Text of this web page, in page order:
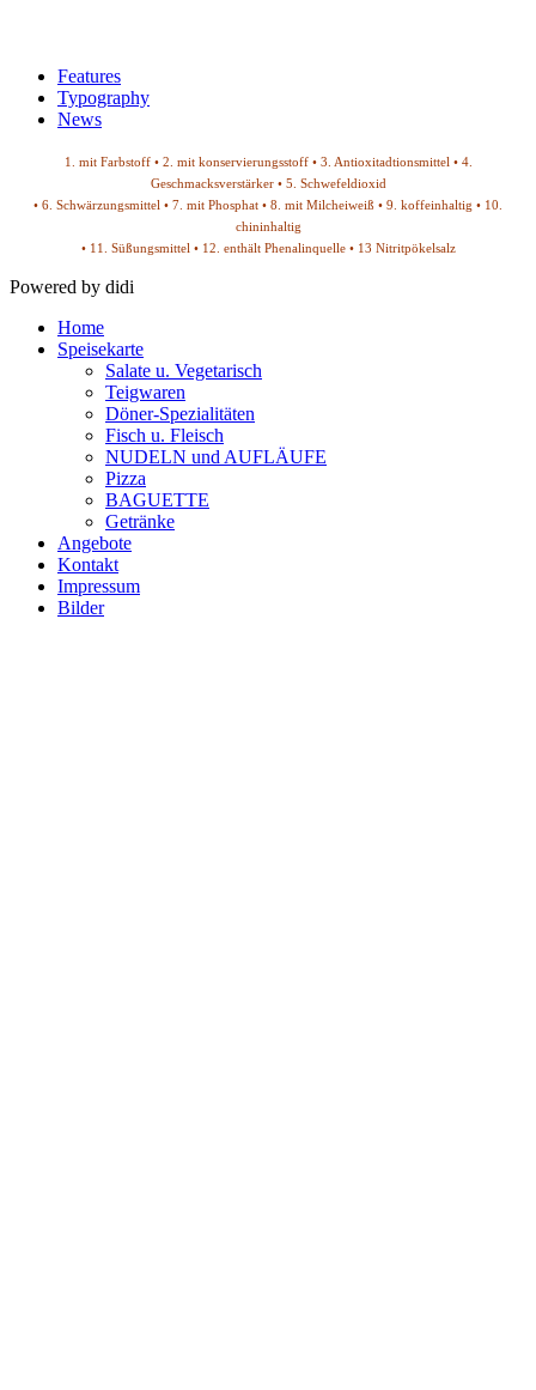
Features
Typography
News
1. mit Farbstoff • 2. mit konservierungsstoff • 3. Antioxitadtionsmittel • 4.
Geschmacksverstärker • 5. Schwefeldioxid
• 6. Schwärzungsmittel • 7. mit Phosphat • 8. mit Milcheiweiß • 9. koffeinhaltig • 10.
chininhaltig
• 11. Süßungsmittel • 12. enthält Phenalinquelle • 13 Nitritpökelsalz
Powered by didi
Home
Speisekarte
Salate u. Vegetarisch
Teigwaren
Döner-Spezialitäten
Fisch u. Fleisch
NUDELN und AUFLÄUFE
Pizza
BAGUETTE
Getränke
Angebote
Kontakt
Impressum
Bilder